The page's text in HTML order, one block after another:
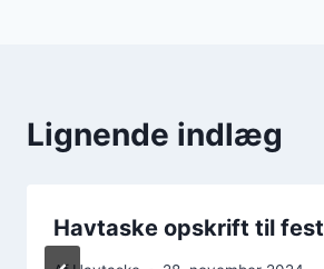
Lignende indlæg
Havtaske opskrift til fest